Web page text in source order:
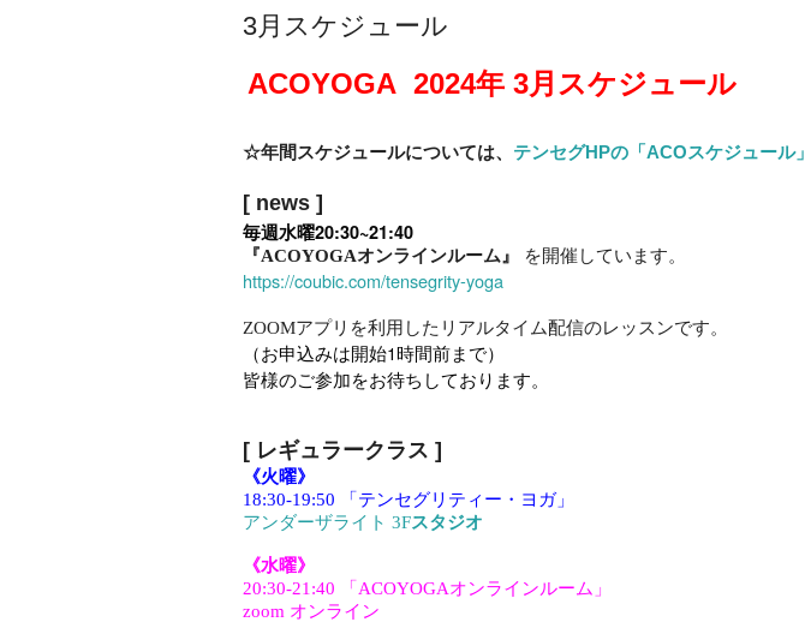
3月スケジュール
ACOYOGA 2024年 3月スケジュール
☆年間スケジュールについては、 テンセグHPの「ACOスケジュール」
[ news ]
毎週水曜20:30~21:40
『ACOYOGAオンラインルーム』 を開催しています。
https://coubic.com/tensegrity-yoga
ZOOMアプリを利用したリアルタイム配信のレッスンです。
（お申込みは開始1時間前まで）
皆様のご参加をお待ちしております。
[ レギュラークラス ]
《火曜》
18:30-19:50 「テンセグリティー・ヨガ」
アンダーザライト 3Fスタジオ
《水曜》
20:30-21:40 「ACOYOGAオンラインルーム」
zoom オンライン